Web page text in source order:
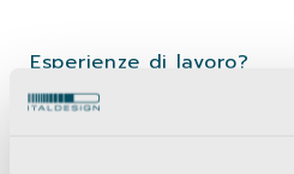
Esperienze di lavoro?